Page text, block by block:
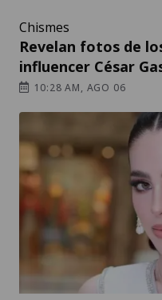
Chismes
Revelan fotos de
influencer César
10:28 AM, AGO 06